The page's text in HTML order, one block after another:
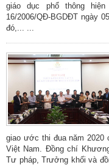
giáo dục phổ thông
16/2006/QĐ-BGDĐT ngày
đó,... ...
giao ước thi đua năm 2020
Việt Nam. Đồng chí
Tư pháp, Trưởng khối và